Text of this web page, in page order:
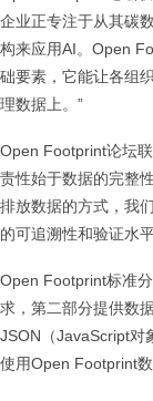
企业正专注于从其碳
构来应用AI。Open
础要素，它能让各组
理数据上。”
Open Footprint论坛
责性始于数据的完整
排放数据的方式，我
的可追溯性和验证水
Open Footprint标准
求，第二部分提供数
JSON（JavaScript对
使用Open Footprint